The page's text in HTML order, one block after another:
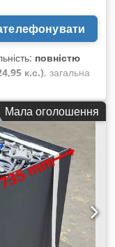
повністю
к.с.), загальна
CCC00513, 239 кВт
приблизно за
близько 20 000
600 мм Нове
Мала оголошення